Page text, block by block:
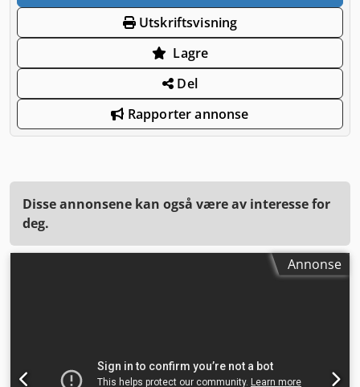
Utskriftsvisning
Lagre
Del
Rapporter annonse
Disse annonsene kan også være av interesse for
deg.
Annonse